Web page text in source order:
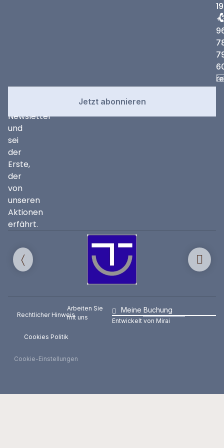
19
Newsletter
Newsletter
und
sei
der
Erste,
der
von
unseren
Aktionen
erfährt.
Jetzt abonnieren
Rechtlicher Hinweis
Cookies Politik
Cookie-Einstellungen
Arbeiten Sie
mit uns
Meine Buchung
Entwickelt von Mirai